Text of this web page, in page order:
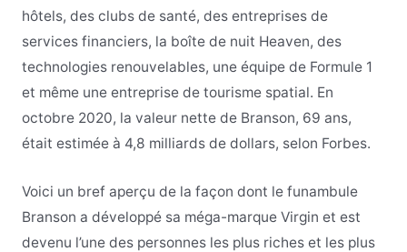
hôtels, des clubs de santé, des entreprises de
services financiers, la boîte de nuit Heaven, des
technologies renouvelables, une équipe de Formule 1
et même une entreprise de tourisme spatial. En
octobre 2020, la valeur nette de Branson, 69 ans,
était estimée à 4,8 milliards de dollars, selon Forbes.
Voici un bref aperçu de la façon dont le funambule
Branson a développé sa méga-marque Virgin et est
devenu l’une des personnes les plus riches et les plus